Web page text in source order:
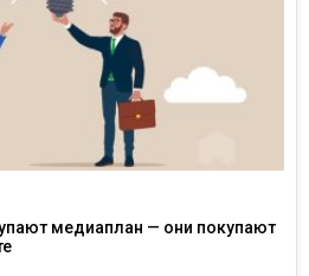
медиаплан — они покупают